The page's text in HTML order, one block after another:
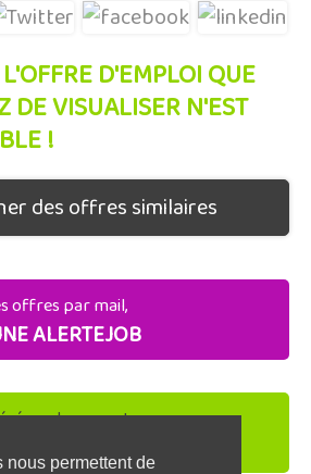
nous permettent de
D'EMPLOI QUE
DE VISUALISER N'EST
!
des offres similaires
offres par mail,
ALERTEJOB
par les recruteurs,
VOTRE CV